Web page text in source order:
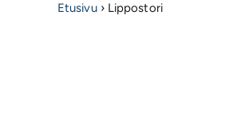
Etusivu› Lippostori